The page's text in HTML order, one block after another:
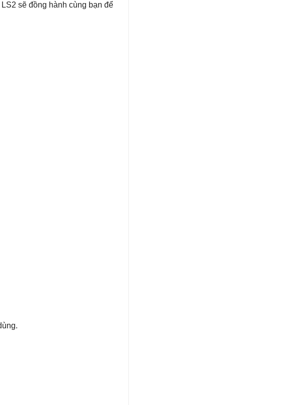
sẽ đồng hành cùng bạn để